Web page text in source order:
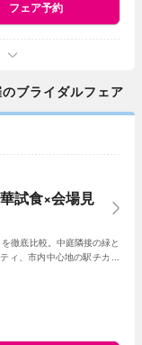
フェア予約
ブライダルフェア
試食×会場見
徹底比較。中庭隣接の緑と
ィ、市内中心地の駅チカ好